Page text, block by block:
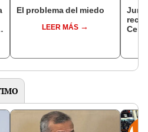
El problema del miedo
LEER MÁS